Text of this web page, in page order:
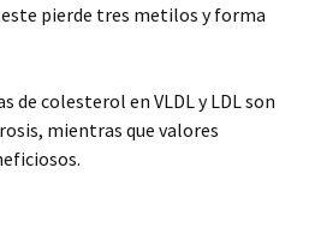
pierde tres metilos y forma
de colesterol en VLDL y LDL son
mientras que valores